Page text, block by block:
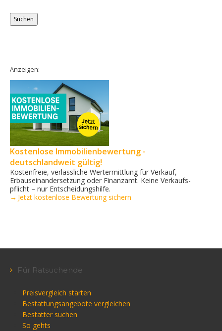
Anzeigen:
Kostenlose Immobilienbewertung -
deutschlandweit gültig!
Kostenfreie, verlässliche Wertermittlung für Verkauf,
Erbauseinandersetzung oder Finanzamt. Keine Verkaufs­
pflicht – nur Entscheidungshilfe.
→ Jetzt kostenlose Bewertung sichern
Für Ratsuchende
Preisvergleich starten
Bestattungsangebote vergleichen
Bestatter suchen
So gehts